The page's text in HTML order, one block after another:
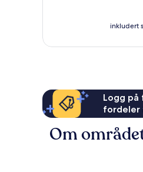
inkludert
Logg på
fordeler
Om